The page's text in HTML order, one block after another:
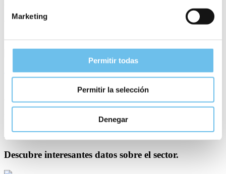
Marketing
Permitir todas
Permitir la selección
Denegar
Compartir artículo
Directora de marketing global
Sarah es directora de marketing global del Grupo SIHOT, una
experta del sector que sigue de cerca los avances tecnológicos en
PMS, integraciones y herramientas digitales, siempre centrándose en
los retos reales del día a día de las operaciones hoteleras.
Blog
Descubre interesantes datos sobre el sector.